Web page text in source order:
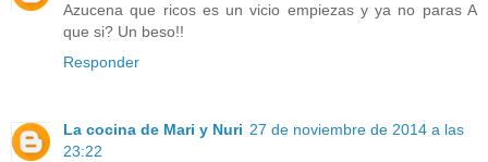
Azucena que ricos es un vicio empiezas y ya no paras A
que si? Un beso!!
Responder
La cocina de Mari y Nuri 27 de noviembre de 2014 a las
23:22